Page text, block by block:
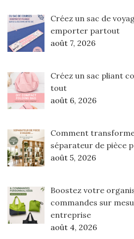
Créez un sac de
emporter partout
août 7, 2026
Créez un sac pliant
tout
août 6, 2026
Comment
séparateur de pièce
août 5, 2026
Boostez votre
commandes sur
entreprise
août 4, 2026